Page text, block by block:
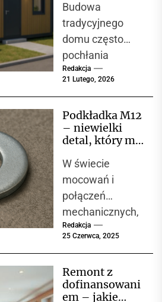
Sprawdzamy,
jak żyje się w
całorocznym
pawilonie
Budowa
tradycyjnego
domu często
pochłania
mnóstwo energii,
Zamiast cieszyć
się nowym
toniesz w
dokumentach i...
Redakcja
21 Lutego, 2026
Podkładka M12
– niewielki
detal, który ma
znaczenie w
konstrukcjach
stalowych
W świecie
mocowań i
połączeń
mechanicznych,
gdzie liczy się
niezawodność,
każdy element
Redakcja
25 Czerwca, 2025
Remont z
dofinansowani
em – jakie